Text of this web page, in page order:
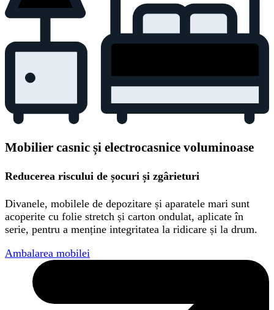
Mobilier casnic și electrocasnice voluminoase
Reducerea riscului de șocuri și zgârieturi
Divanele, mobilele de depozitare și aparatele mari sunt
acoperite cu folie stretch și carton ondulat, aplicate în
serie, pentru a menține integritatea la ridicare și la drum.
Ambalarea mobilei